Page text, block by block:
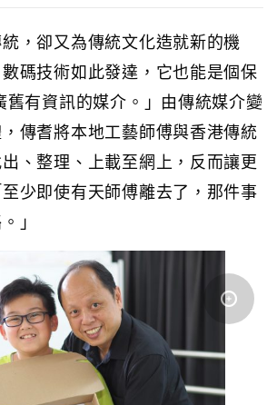
，卻又為傳統文化造就新的機
碼技術如此發達，它也能是個保
舊有資訊的媒介。」由傳統媒介變
傳耆將本地工藝師傅與香港傳統
、整理、上載至網上，反而讓更
少即使有天師傅離去了，那件事
」